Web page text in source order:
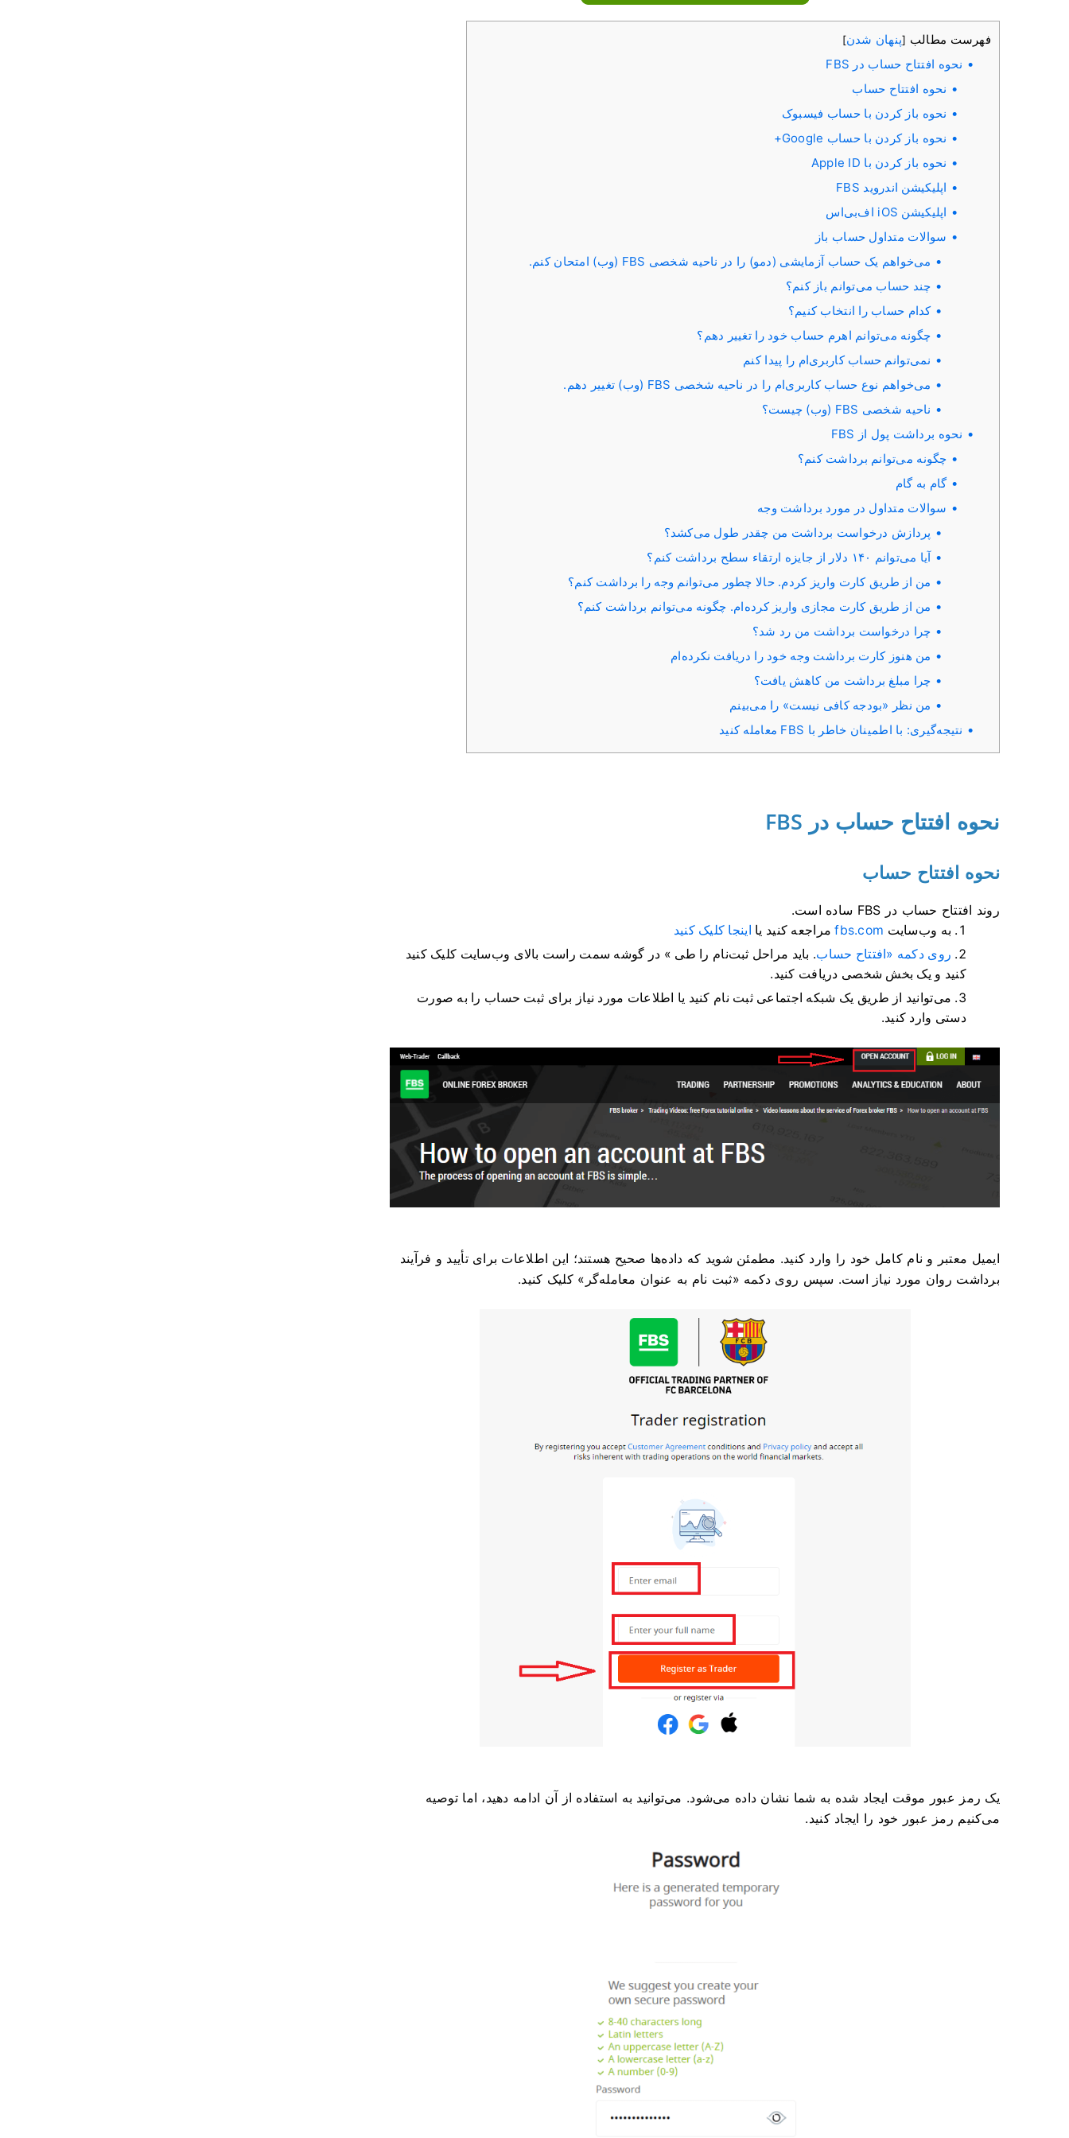
فهرست مطالب [پنهان شدن]
نحوه افتتاح حساب در FBS
نحوه افتتاح حساب
نحوه باز کردن با حساب فیسبوک
نحوه باز کردن با حساب Google+
نحوه باز کردن با Apple ID
اپلیکیشن اندروید FBS
اپلیکیشن iOS اف‌بی‌اس
سوالات متداول حساب باز
می‌خواهم یک حساب آزمایشی (دمو) را در ناحیه شخصی FBS (وب) امتحان کنم.
چند حساب می‌توانم باز کنم؟
کدام حساب را انتخاب کنیم؟
چگونه می‌توانم اهرم حساب خود را تغییر دهم؟
نمی‌توانم حساب کاربری‌ام را پیدا کنم
می‌خواهم نوع حساب کاربری‌ام را در ناحیه شخصی FBS (وب) تغییر دهم.
ناحیه شخصی FBS (وب) چیست؟
نحوه برداشت پول از FBS
چگونه می‌توانم برداشت کنم؟
گام به گام
سوالات متداول در مورد برداشت وجه
پردازش درخواست برداشت من چقدر طول می‌کشد؟
آیا می‌توانم ۱۴۰ دلار از جایزه ارتقاء سطح برداشت کنم؟
من از طریق کارت واریز کردم. حالا چطور می‌توانم وجه را برداشت کنم؟
من از طریق کارت مجازی واریز کرده‌ام. چگونه می‌توانم برداشت کنم؟
چرا درخواست برداشت من رد شد؟
من هنوز کارت برداشت وجه خود را دریافت نکرده‌ام
چرا مبلغ برداشت من کاهش یافت؟
من نظر «بودجه کافی نیست» را می‌بینم
نتیجه‌گیری: با اطمینان خاطر با FBS معامله کنید
نحوه افتتاح حساب در FBS
نحوه افتتاح حساب
روند افتتاح حساب در FBS ساده است.
به وب‌سایت fbs.comمراجعه کنید یا اینجا کلیک کنید
روی دکمه «افتتاح حساب
» در گوشه سمت راست بالای وب‌سایت کلیک کنید . باید مراحل ثبت‌نام را طی
کنید و یک بخش شخصی دریافت کنید.
می‌توانید از طریق یک شبکه اجتماعی ثبت نام کنید یا اطلاعات مورد نیاز برای ثبت حساب را به صورت
دستی وارد کنید.
ایمیل معتبر و نام کامل خود را وارد کنید. مطمئن شوید که داده‌ها صحیح هستند؛ این اطلاعات برای تأیید و فرآیند
برداشت روان مورد نیاز است. سپس روی دکمه «ثبت نام به عنوان معامله‌گر» کلیک کنید.
یک رمز عبور موقت ایجاد شده به شما نشان داده می‌شود. می‌توانید به استفاده از آن ادامه دهید، اما توصیه
می‌کنیم رمز عبور خود را ایجاد کنید.